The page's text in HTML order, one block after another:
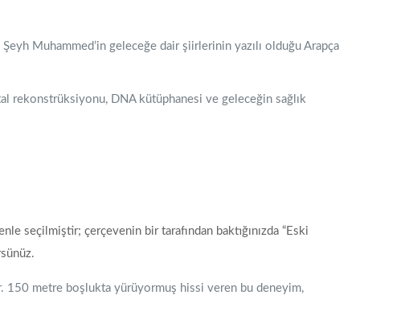
Muhammed’in geleceğe dair şiirlerinin yazılı olduğu Arapça
rekonstrüksiyonu, DNA kütüphanesi ve geleceğin sağlık
seçilmiştir; çerçevenin bir tarafından baktığınızda “Eski
150 metre boşlukta yürüyormuş hissi veren bu deneyim,